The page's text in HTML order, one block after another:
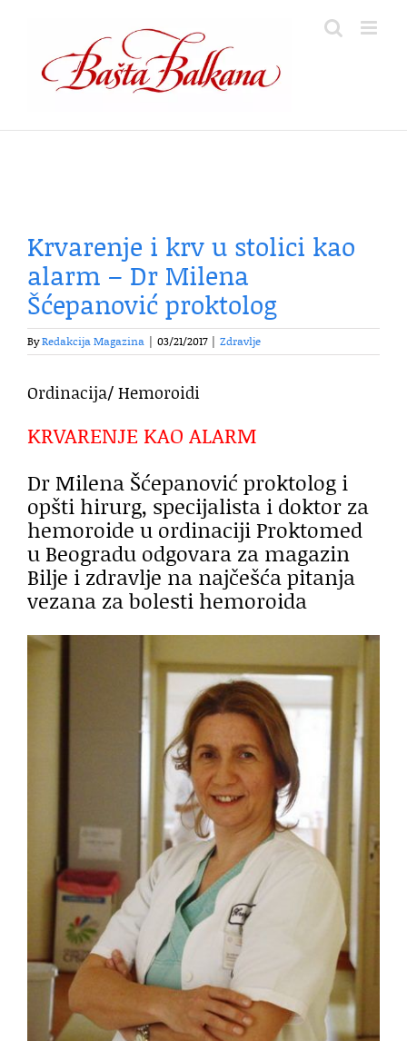
content
Krvarenje i krv u stolici kao
alarm – Dr Milena
Šćepanović proktolog
ByRedakcija Magazina 03/21/2017 Zdravlje
Ordinacija/ Hemoroidi
KRVARENJE KAO ALARM
Dr Milena Šćepanović proktolog i
opšti hirurg, specijalista i doktor za
hemoroide u ordinaciji Proktomed
u Beogradu odgovara za magazin
Bilje i zdravlje na najčešća pitanja
vezana za bolesti hemoroida